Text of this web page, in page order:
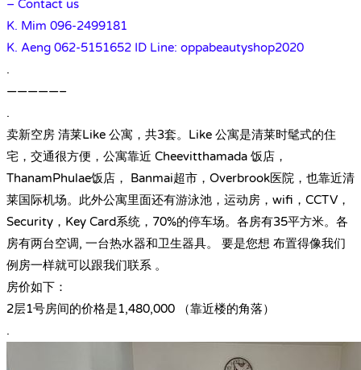
– Contact us
K. Mim 096-2499181
K. Aeng 062-5151652 ID Line: oppabeautyshop2020
.
—————–
.
卖新空房 清莱Like 公寓，共3套。Like 公寓是清莱时髦式的住
宅，交通很方便，公寓靠近 Cheevitthamada 饭店，
ThanamPhulae饭店， Banmai超市，Overbrook医院，也靠近清
莱国际机场。此外公寓里面还有游泳池，运动房，wifi，CCTV，
Security，Key Card系统，70%的停车场。各房有35平方米。各
房有两台空调, 一台热水器和卫生器具。 要是您想 布置得像我们
例房一样就可以跟我们联系 。
房价如下：
2层1号房间的价格是1,480,000 （靠近楼的角落）
.